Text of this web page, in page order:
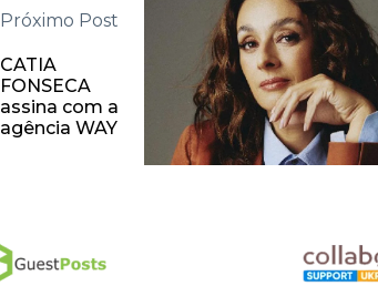
Próximo Post
CATIA
FONSECA
assina com a
agência WAY